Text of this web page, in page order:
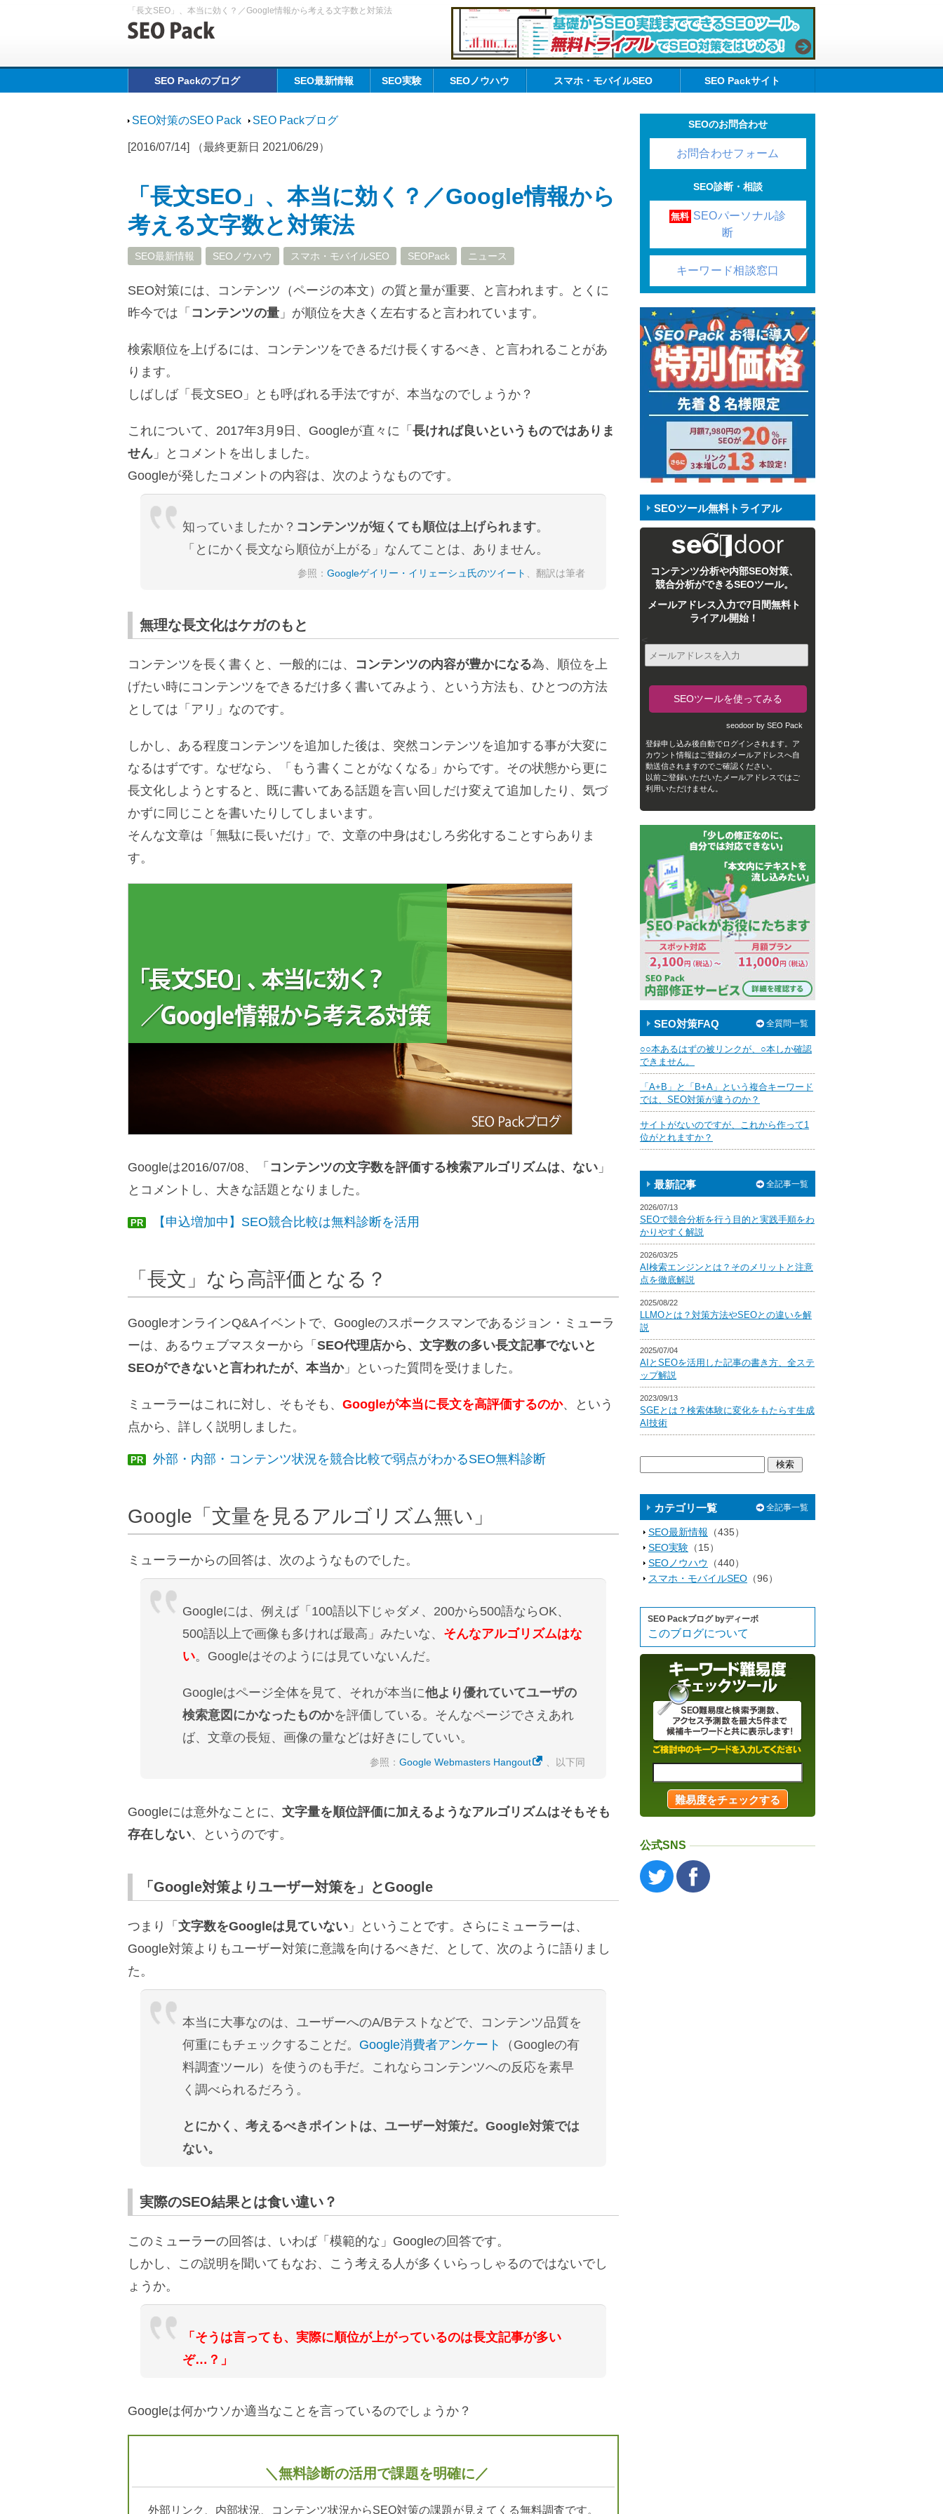
「長文SEO」、本当に効く？／Google情報から考える文字数と対策法
SEO Packのブログ SEO最新情報 SEO実験 SEOノウハウ スマホ・モバイルSEO SEO Packサイト
SEO対策のSEO Pack SEO Packブログ
[2016/07/14] （最終更新日 2021/06/29）
「長文SEO」、本当に効く？／Google情報から
考える文字数と対策法
SEO最新情報 SEOノウハウ スマホ・モバイルSEO SEOPack ニュース
SEO対策には、コンテンツ（ページの本文）の質と量が重要、と言われます。とくに
昨今では「 コンテンツの量 」が順位を大きく左右すると言われています。
検索順位を上げるには、コンテンツをできるだけ長くするべき、と言われることがあ
ります。
しばしば「長文SEO」とも呼ばれる手法ですが、本当なのでしょうか？
これについて、2017年3月9日、Googleが直々に「 長ければ良いというものではありま
せん 」とコメントを出しました。
Googleが発したコメントの内容は、次のようなものです。
知っていましたか？ コンテンツが短くても順位は上げられます。
「とにかく長文なら順位が上がる」なんてことは、ありません。
参照：Googleゲイリー・イリェーシュ氏のツイート 、翻訳は筆者
無理な長文化はケガのもと
コンテンツを長く書くと、一般的には、 コンテンツの内容が豊かになる為、順位を上
げたい時にコンテンツをできるだけ多く書いてみよう、という方法も、ひとつの方法
としては「アリ」なのです。
しかし、ある程度コンテンツを追加した後は、突然コンテンツを追加する事が大変に
なるはずです。なぜなら、「もう書くことがなくなる」からです。その状態から更に
長文化しようとすると、既に書いてある話題を言い回しだけ変えて追加したり、気づ
かずに同じことを書いたりしてしまいます。
そんな文章は「無駄に長いだけ」で、文章の中身はむしろ劣化することすらありま
す。
Googleは2016/07/08、「 コンテンツの文字数を評価する検索アルゴリズムは、ない 」
とコメントし、大きな話題となりました。
PR 【申込増加中】SEO競合比較は無料診断を活用
「長文」なら高評価となる？
GoogleオンラインQ&Aイベントで、Googleのスポークスマンであるジョン・ミューラ
ーは、あるウェブマスターから「 SEO代理店から、文字数の多い長文記事でないと
SEOができないと言われたが、本当か」といった質問を受けました。
ミューラーはこれに対し、そもそも、 Googleが本当に長文を高評価するのか、という
点から、詳しく説明しました。
PR 外部・内部・コンテンツ状況を競合比較で弱点がわかるSEO無料診断
Google「文量を見るアルゴリズム無い」
ミューラーからの回答は、次のようなものでした。
Googleには、例えば「100語以下じゃダメ、200から500語ならOK、
500語以上で画像も多ければ最高」みたいな、 そんなアルゴリズムはな
い。Googleはそのようには見ていないんだ。
Googleはページ全体を見て、それが本当に他より優れていてユーザの
検索意図にかなったものかを評価している。そんなページでさえあれ
ば、文章の長短、画像の量などは好きにしていい。
参照：Google Webmasters Hangout 、以下同
Googleには意外なことに、 文字量を順位評価に加えるようなアルゴリズムはそもそも
存在しない、というのです。
「Google対策よりユーザー対策を」とGoogle
つまり「 文字数をGoogleは見ていない 」ということです。さらにミューラーは、
Google対策よりもユーザー対策に意識を向けるべきだ、として、次のように語りまし
た。
本当に大事なのは、ユーザーへのA/Bテストなどで、コンテンツ品質を
何重にもチェックすることだ。 Google消費者アンケート
（Googleの有
料調査ツール）を使うのも手だ。これならコンテンツへの反応を素早
く調べられるだろう。
とにかく、考えるべきポイントは、ユーザー対策だ。Google対策では
ない。
実際のSEO結果とは食い違い？
このミューラーの回答は、いわば「模範的な」Googleの回答です。
しかし、この説明を聞いてもなお、こう考える人が多くいらっしゃるのではないでし
ょうか。
「そうは言っても、実際に順位が上がっているのは長文記事が多い
ぞ…？」
Googleは何かウソか適当なことを言っているのでしょうか？
＼無料診断の活用で課題を明確に／
外部リンク、内部状況、コンテンツ状況からSEO対策の課題が見えてくる無料調査です。
SEOのお問合わせ
お問合わせフォーム
SEO診断・相談
無料 SEOパーソナル診
断
キーワード相談窓口
SEOツール無料トライアル
コンテンツ分析や内部SEO対策、
競合分析ができるSEOツール。
メールアドレス入力で7日間無料ト
ライアル開始！
seodoor by SEO Pack
登録申し込み後自動でログインされます。ア
カウント情報はご登録のメールアドレスへ自
動送信されますのでご確認ください。
以前ご登録いただいたメールアドレスではご
利用いただけません。
SEO対策FAQ 全質問一覧
○○本あるはずの被リンクが、○本しか確認
できません。
「A+B」と「B+A」という複合キーワード
では、SEO対策が違うのか？
サイトがないのですが、これから作って1
位がとれますか？
最新記事 全記事一覧
2026/07/13
SEOで競合分析を行う目的と実践手順をわ
かりやすく解説
2026/03/25
AI検索エンジンとは？そのメリットと注意
点を徹底解説
2025/08/22
LLMOとは？対策方法やSEOとの違いを解
説
2025/07/04
AIとSEOを活用した記事の書き方、全ステ
ップ解説
2023/09/13
SGEとは？検索体験に変化をもたらす生成
AI技術
カテゴリ一覧 全記事一覧
SEO最新情報 （435）
SEO実験 （15）
SEOノウハウ
（440）
スマホ・モバイルSEO （96）
SEO Packブログ byディーボ
このブログについて
公式SNS